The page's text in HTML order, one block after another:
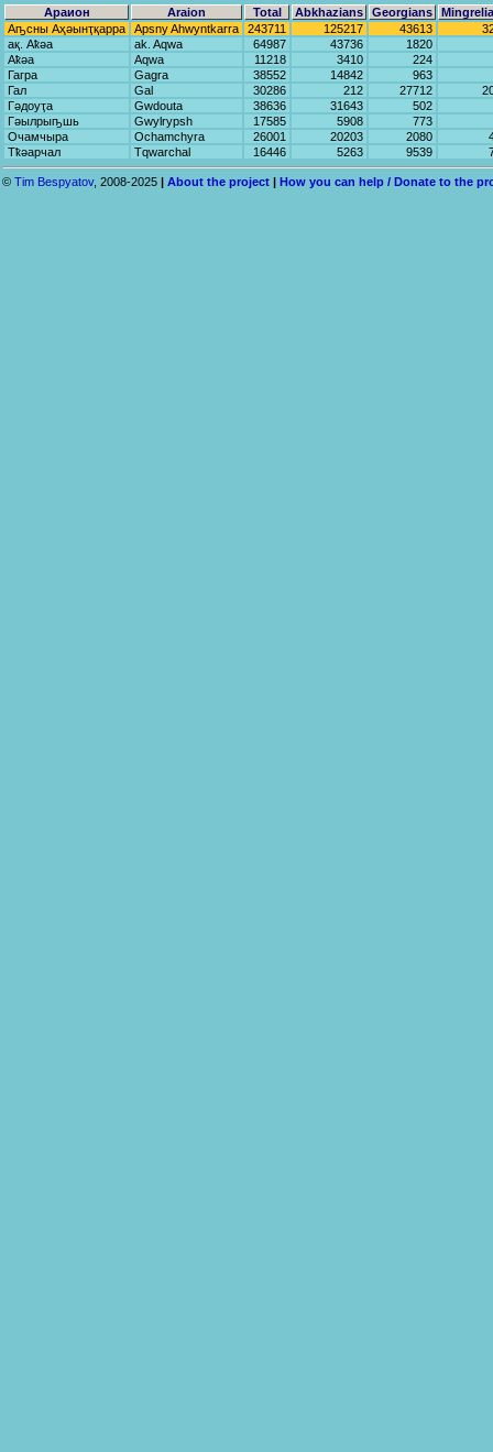
Араион Araion Total Abkhazians Georgians
Аҧсны Аҳәынҭқарра
Apsny Ahwyntkarra 243711 125217 43613
ақ. Аҟәа
ak. Aqwa 64987 43736
1820
Аҟәа
Aqwa 11218 3410
224
Гагра
Gagra 38552 14842
963
Гал
Gal 30286 212 27712
Гәдоуҭа
Gwdouta 38636 31643
502
Гәылрыҧшь
Gwylrypsh 17585 5908
773
Очамчыра
Ochamchyra 26001 20203 2080
Тҟәарчал
Tqwarchal 16446 5263 9539
© Tim Bespyatov, 2008-2025 | About the project | How you can help / Donate to the